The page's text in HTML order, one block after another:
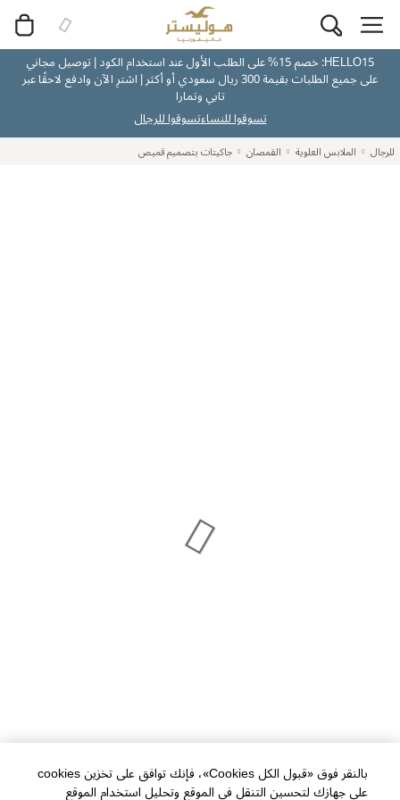
بالنقر فوق «قبول الكل Cookies»، فإنك توافق على تخزين cookies
على جهازك لتحسين التنقل في الموقع وتحليل استخدام الموقع
HELLO15: خصم 15% على الطلب الأول عند استخدام الكود | توصيل مجاني
على جميع الطلبات بقيمة 300 ريال سعودي أو أكثر | اشترِ الآن وادفع لاحقًا عبر
تابي وتمارا
تسوقوا للنساءتسوقوا للرجال
للرجال الملابس العلوية القمصان جاكيتات بتصميم قميص